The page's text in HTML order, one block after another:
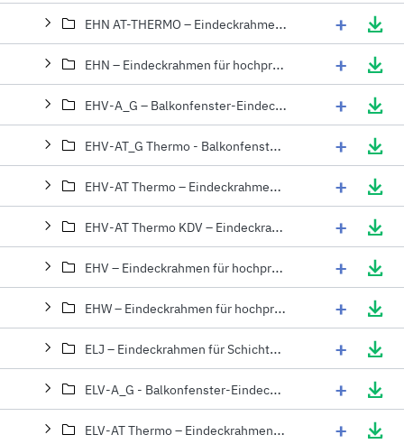
EHN AT-THERMO – Eindeckrahmen mit zusätzlicher Thermoisolation (2) +
EHN – Eindeckrahmen für hochprofilierte Eindeckmaterialien (10) +
EHV-A_G – Balkonfenster-Eindeckrahmen (1) +
EHV-AT_G Thermo - Balkonfenster-Eindeckrahmen (1) +
EHV-AT Thermo – Eindeckrahmen mit zusätzlicher Thermoisolation (14) +
EHV-AT Thermo KDV – Eindeckrahmen m. zusätz. Thermoisolation + KDV (12) +
EHV – Eindeckrahmen für hochprofilierte Eindeckmaterialien (17) +
EHW – Eindeckrahmen für hochprofilierte Eindeckmaterialien (4) +
ELJ – Eindeckrahmen für Schichtstücke (5) +
ELV-A_G - Balkonfenster-Eindeckrahmen für flache, dünne Eindeckmaterialien (1) +
ELV-AT Thermo – Eindeckrahmen für flache Eindeckmaterialien (1) +